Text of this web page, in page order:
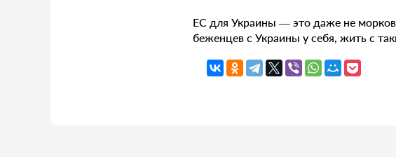
ЕС для Украины — это даже не
беженцев с Украины у себя, жить с